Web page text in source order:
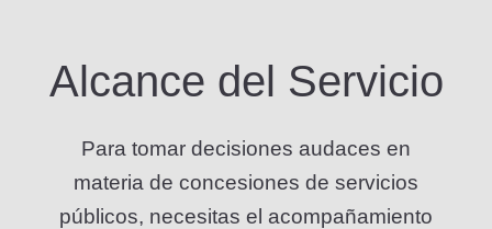
Alcance del Servicio
Para tomar decisiones audaces en
materia de concesiones de servicios
públicos, necesitas el acompañamiento